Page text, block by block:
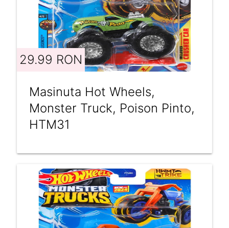
29.99 RON
Masinuta Hot Wheels,
Monster Truck, Poison Pinto,
HTM31